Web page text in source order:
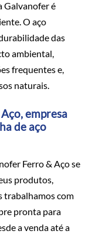
Galvanofer é
O aço
das
ambiental,
frequentes e,
naturais.
empresa
de aço
Ferro & Aço se
produtos,
trabalhamos com
pronta para
a venda até a